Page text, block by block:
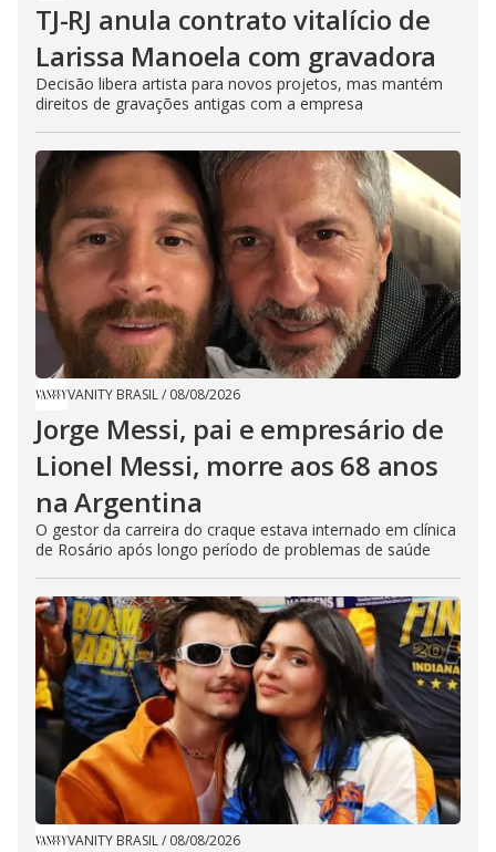
TJ-RJ anula contrato vitalício de
Larissa Manoela com gravadora
Decisão libera artista para novos projetos, mas mantém
direitos de gravações antigas com a empresa
VANITY BRASIL/ 08/08/2026
Jorge Messi, pai e empresário de
Lionel Messi, morre aos 68 anos
na Argentina
O gestor da carreira do craque estava internado em clínica
de Rosário após longo período de problemas de saúde
VANITY BRASIL/ 08/08/2026